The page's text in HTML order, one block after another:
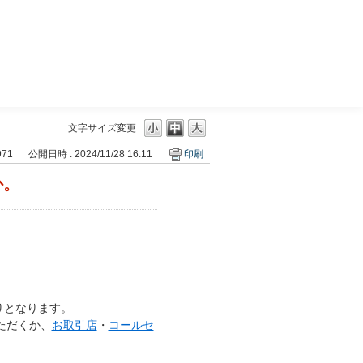
文字サイズ変更
公開日時 : 2024/11/28 16:11 印刷
なります。
くか、 お取引店・ コールセ